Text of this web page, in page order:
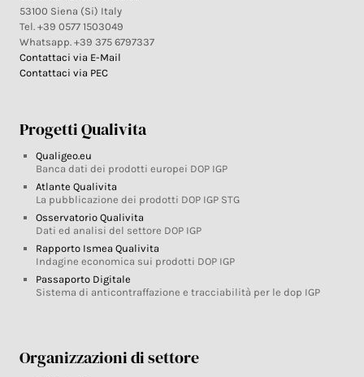
53100 Siena (Si) Italy
Tel. +39 0577 1503049
Whatsapp. +39 375 6797337
Contattaci via E-Mail
Contattaci via PEC
Progetti Qualivita
Qualigeo.eu
Banca dati dei prodotti europei DOP IGP
Atlante Qualivita
La pubblicazione dei prodotti DOP IGP STG
Osservatorio Qualivita
Dati ed analisi del settore DOP IGP
Rapporto Ismea Qualivita
Indagine economica sui prodotti DOP IGP
Passaporto Digitale
Sistema di anticontraffazione e tracciabilità per le dop IGP
Organizzazioni di settore